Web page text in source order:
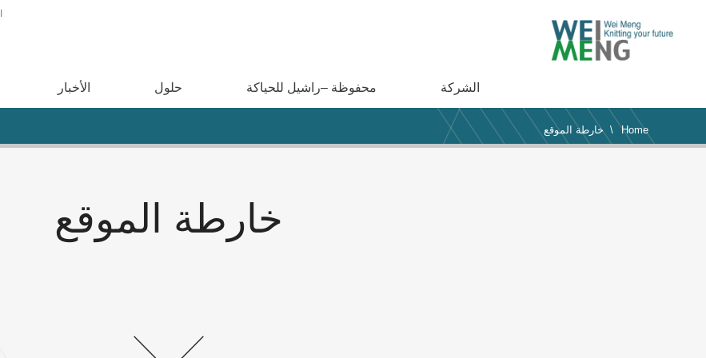
الشركة محفوظة –راشيل للحياكة حلول الأخبار
Home \ خارطة الموقع
خارطة الموقع